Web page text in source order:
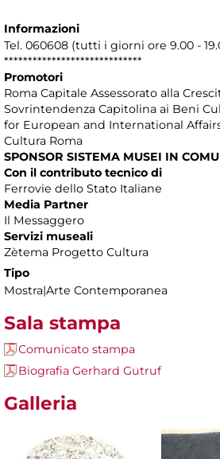
Informazioni
Tel. 060608 (tutti i giorni ore 9.00 -
*****************************
Promotori
Roma Capitale Assessorato alla
Sovrintendenza Capitolina ai Beni
for European and International
Cultura Roma
SPONSOR SISTEMA MUSEI IN
Con il contributo tecnico di
Ferrovie dello Stato Italiane
Media Partner
Il Messaggero
Servizi museali
Zètema Progetto Cultura
Tipo
Mostra|Arte Contemporanea
Sala stampa
Comunicato stampa
Biografia Gerhard Gutruf
Galleria